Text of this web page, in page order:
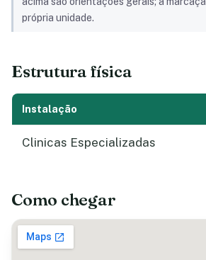
própria unidade.
Estrutura física
Instalação
Clinicas Especializadas
Como chegar